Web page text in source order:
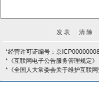
*经营许可证编号：京
*《互联网电子公告服务管理规定》
*《全国人大常委会关于维护互联网